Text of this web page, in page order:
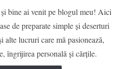
bine ai venit pe blogul meu! Aici
de preparate simple și deserturi
alte lucruri care mă pasionează,
îngrijirea personală și cărțile.